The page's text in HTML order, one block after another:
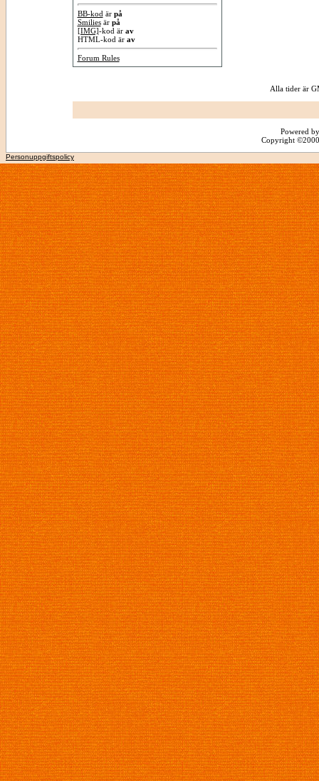
BB-kod är på
Smiliesär på
[IMG]-kod är av
HTML-kod är av
Forum Rules
Alla tider är
Powered
Copyright
Personuppgiftspolicy